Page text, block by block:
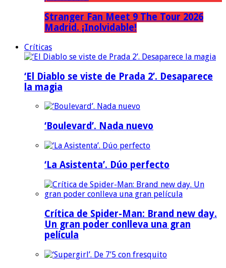
Stranger Fan Meet 9 The Tour 2026
Madrid. ¡Inolvidable!
Críticas
‘El Diablo se viste de Prada 2’. Desaparece
la magia
‘Boulevard’. Nada nuevo
‘La Asistenta’. Dúo perfecto
Crítica de Spider-Man: Brand new day.
Un gran poder conlleva una gran
película